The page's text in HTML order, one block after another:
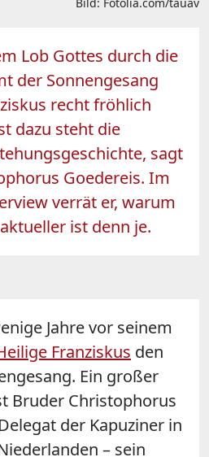
Lob Gottes durch die
der Sonnengesang
recht fröhlich
dazu steht die
sagt
Goedereis. Im
verrät er, warum
ist denn je.
Jahre vor seinem
Franziskus den
Ein großer
Bruder Christophorus
der Kapuziner in
– sein